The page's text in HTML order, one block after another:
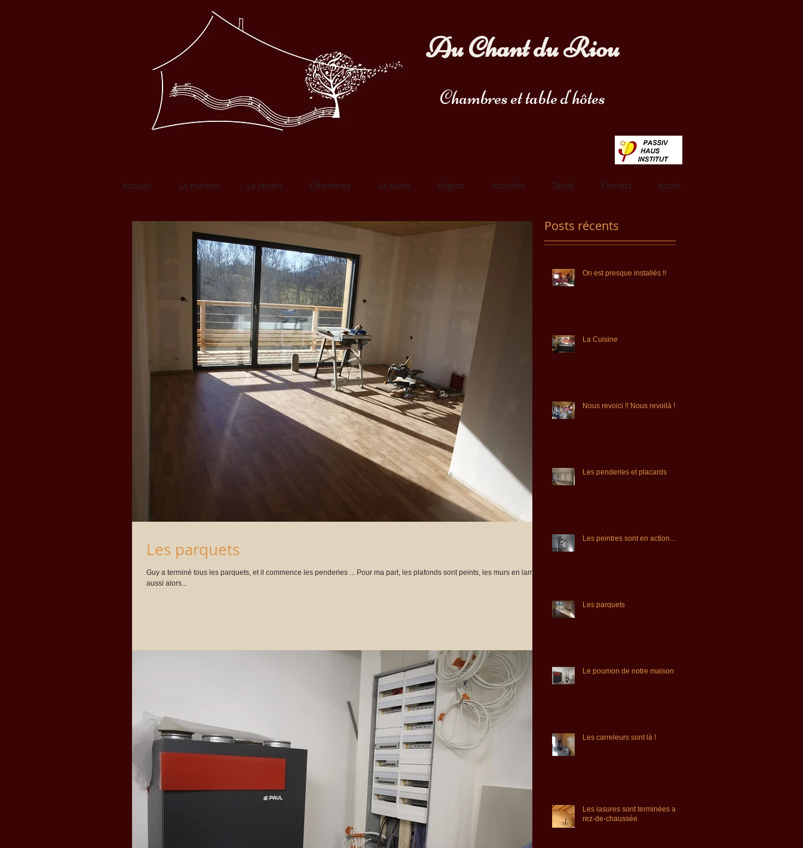
Chambres et table d'hôtes
Au Chant du Riou
Accueil La maison Le jardin Chambres La table Région Activités Tarifs Contact Accès
Les parquets
Guy a terminé tous les parquets, et il commence les penderies ... Pour ma part, les plafonds sont peints, les murs en lambris
aussi alors...
Posts récents
On est presque installés !!
La Cuisine
Nous revoici !! Nous revoilà !!
Les penderies et placards
Les peintres sont en action...
Les parquets
Le poumon de notre maison
Les carreleurs sont là !
Les lasures sont terminées au
rez-de-chaussée.